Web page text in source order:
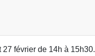
février de 14h à 15h30.